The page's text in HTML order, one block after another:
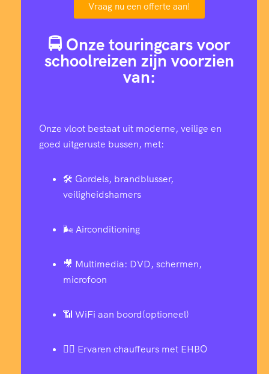
Vraag nu een offerte aan!
🚍 Onze touringcars voor
schoolreizen zijn voorzien
van:
Onze vloot bestaat uit moderne, veilige en
goed uitgeruste bussen, met:
🛠️ Gordels, brandblusser,
veiligheidshamers
🌬️ Airconditioning
🎥 Multimedia: DVD, schermen,
microfoon
📶 WiFi aan boord(optioneel)
👨‍✈️ Ervaren chauffeurs met EHBO